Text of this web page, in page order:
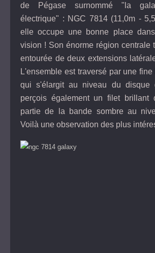
de Pégase surnommé "la
électrique" : NGC 7814 (11,0m -
elle occupe une bonne place
vision ! Son énorme région centrale
entourée de deux extensions
L'ensemble est traversé par une
qui s'élargit au niveau du disque
perçois également un filet brillant
partie de la bande sombre au
Voilà une observation des plus